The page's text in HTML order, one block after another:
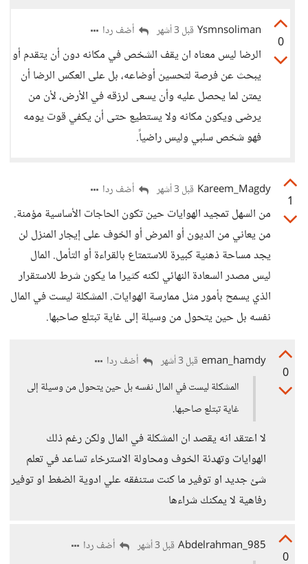
0
Ysmnsoliman قبل 3 أشهر أضف ردا
الرضا ليس معناه ان يقف الشخص في مكانه دون أن يتقدم أو
يبحث عن فرصة لتحسين أوضاعه، بل على العكس الرضا أن
يمتن لما يحصل عليه وأن يسعى لرزقه في الأرض، لأن من
يرضى ويكون مكانه ولا يستطيع حتى أن يكفي قوت يومه
فهو شخص سلبي وليس راضياً.
1
Kareem_Magdy قبل 3 أشهر أضف ردا
من السهل تمجيد الهوايات حين تكون الحاجات الأساسية مؤمنة.
من يعاني من الديون أو المرض أو الخوف على إيجار المنزل لن
يجد مساحة ذهنية كبيرة للاستمتاع بالقراءة أو التأمل. المال
ليس مصدر السعادة النهائي لكنه كثيرا ما يكون شرط للاستقرار
الذي يسمح بأمور مثل ممارسة الهوايات. المشكلة ليست في المال
نفسه بل حين يتحول من وسيلة إلى غاية تبتلع صاحبها.
0
eman_hamdy قبل 3 أشهر
أضف ردا
المشكلة ليست في المال نفسه بل حين يتحول من وسيلة إلى
غاية تبتلع صاحبها.
لا اعتقد انه يقصد ان المشكلة في المال ولكن رغم ذلك
الهوايات وتهدئة الخوف ومحاولة الاسترخاء تساعد في تعلم
شئ جديد او توفير ما كنت ستنفقه علي ادوية الضغط او توفير
رفاهية لا يمكنك شراءها
0
Abdelrahman_985 قبل 3 أشهر
أضف ردا